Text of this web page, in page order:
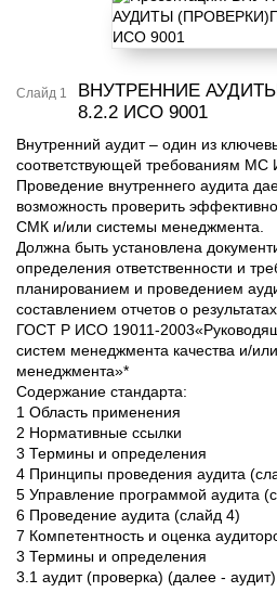
Слайд 1
ВНУТРЕННИЕ
8.2.2 ИСО 9001
Внутренний аудит – один из
соответствующей требованиям МС
Проведение внутреннего аудита
возможность проверить
СМК и/или системы менеджмента.
Должна быть установлена
определения ответственности и
планированием и проведением
составлением отчетов о результатах.
ГОСТ Р ИСО 19011-
систем менеджмента качества и/
менеджмента»*
Содержание стандарта:
1 Область применения
2 Нормативные ссылки
3 Термины и определения
4 Принципы проведения аудита
5 Управление программой аудита
6 Проведение аудита (слайд 4)
7 Компетентность и оценка
3 Термины и определения
3.1 аудит (проверка) (далее -